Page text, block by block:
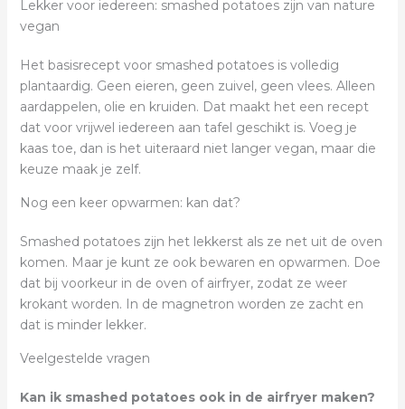
Lekker voor iedereen: smashed potatoes zijn van nature
vegan
Het basisrecept voor smashed potatoes is volledig
plantaardig. Geen eieren, geen zuivel, geen vlees. Alleen
aardappelen, olie en kruiden. Dat maakt het een recept
dat voor vrijwel iedereen aan tafel geschikt is. Voeg je
kaas toe, dan is het uiteraard niet langer vegan, maar die
keuze maak je zelf.
Nog een keer opwarmen: kan dat?
Smashed potatoes zijn het lekkerst als ze net uit de oven
komen. Maar je kunt ze ook bewaren en opwarmen. Doe
dat bij voorkeur in de oven of airfryer, zodat ze weer
krokant worden. In de magnetron worden ze zacht en
dat is minder lekker.
Veelgestelde vragen
Kan ik smashed potatoes ook in de airfryer maken?